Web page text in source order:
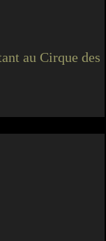
au Cirque des